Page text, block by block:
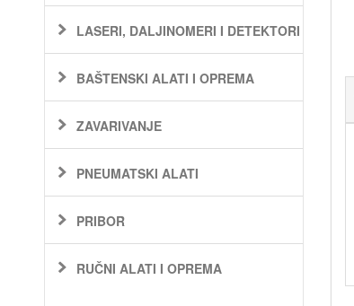
LASERI, DALJINOMERI I DETEKTORI
BAŠTENSKI ALATI I OPREMA
ZAVARIVANJE
PNEUMATSKI ALATI
PRIBOR
RUČNI ALATI I OPREMA